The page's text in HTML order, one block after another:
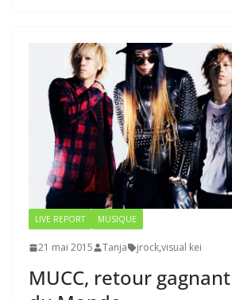
LIVE REPORT MUSIQUE
21 mai 2015 Tanja jrock,visual kei
MUCC, retour